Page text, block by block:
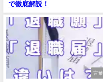
で徹底解説！
言葉